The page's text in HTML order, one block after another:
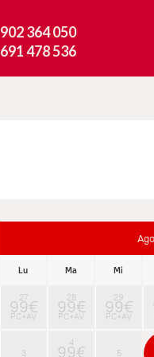
902 364 050
691 478 536
Lu Ma Mi
27
99€
PC+AV
28
99€
PC+AV
29
99€
PC+AV
3
4
99€ 5